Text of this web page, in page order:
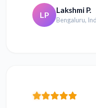
LP Lakshmi P.
Bengaluru,